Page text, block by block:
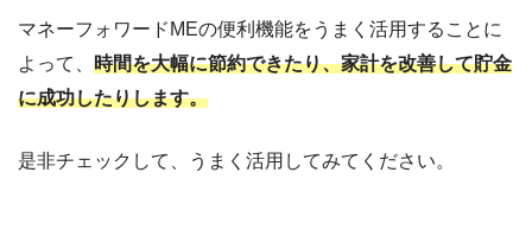
マネーフォワードMEの便利機能をうまく活用することに
よって、 時間を大幅に節約できたり、家計を改善して貯金
に成功したりします。
是非チェックして、うまく活用してみてください。